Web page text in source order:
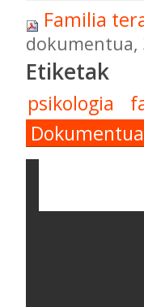
Familia
dokumentua,
Etiketak
psikologia